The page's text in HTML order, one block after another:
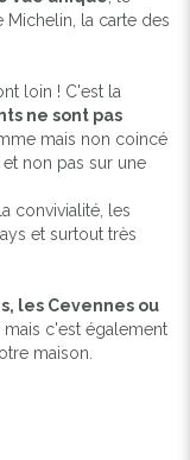
Michelin, la carte des
loin ! C'est la
ne sont pas
mais non coincé
non pas sur une
convivialité, les
et surtout très
les Cevennes ou
mais c'est également
maison.